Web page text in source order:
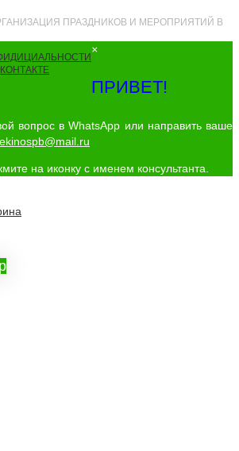
ПРАЗДНИКОВ И МЕРОПРИЯТИЙ В
×
ПРИВЕТ!
вопрос в WhatsApp или направить ваше
на иконку с именем консультанта.